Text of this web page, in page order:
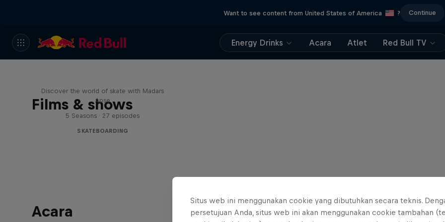
Want to see content from United States of America ? Continue
Energy Drinks Acara Atlet Red Bull TV
Films & shows
Discover the world of skate with Madars
Apse
5 Seasons · 27 episodes
SKATEBOARDING
Acara
Situs web ini menggunakan cookie yang dibutuhkan secara teknis.
persetujuan Anda, situs web ini akan menggunakan cookie tambahan